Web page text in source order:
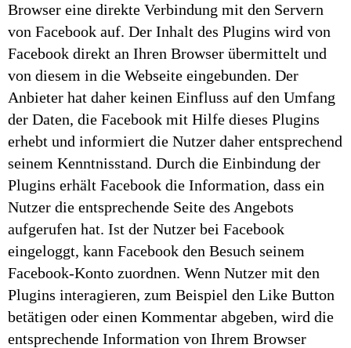
Browser eine direkte Verbindung mit den Servern
von Facebook auf. Der Inhalt des Plugins wird von
Facebook direkt an Ihren Browser übermittelt und
von diesem in die Webseite eingebunden. Der
Anbieter hat daher keinen Einfluss auf den Umfang
der Daten, die Facebook mit Hilfe dieses Plugins
erhebt und informiert die Nutzer daher entsprechend
seinem Kenntnisstand. Durch die Einbindung der
Plugins erhält Facebook die Information, dass ein
Nutzer die entsprechende Seite des Angebots
aufgerufen hat. Ist der Nutzer bei Facebook
eingeloggt, kann Facebook den Besuch seinem
Facebook-Konto zuordnen. Wenn Nutzer mit den
Plugins interagieren, zum Beispiel den Like Button
betätigen oder einen Kommentar abgeben, wird die
entsprechende Information von Ihrem Browser